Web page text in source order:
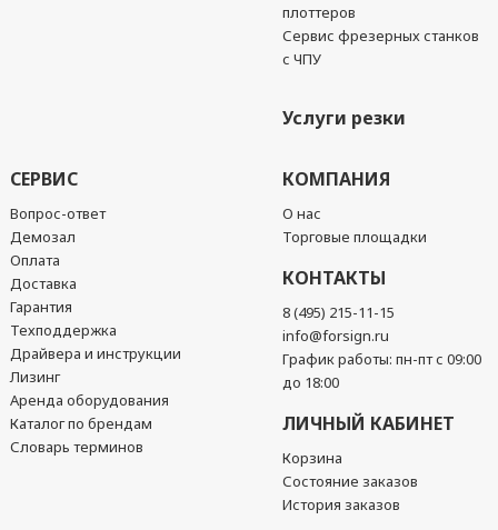
плоттеров
Сервис фрезерных станков
с ЧПУ
Услуги резки
СЕРВИС
Вопрос-ответ
Демозал
Оплата
Доставка
Гарантия
Техподдержка
Драйвера и инструкции
Лизинг
Аренда оборудования
Каталог по брендам
Словарь терминов
КОМПАНИЯ
О нас
Торговые площадки
КОНТАКТЫ
8 (495) 215-11-15
info@forsign.ru
График работы: пн-пт с 09:00
до 18:00
ЛИЧНЫЙ КАБИНЕТ
Корзина
Состояние заказов
История заказов